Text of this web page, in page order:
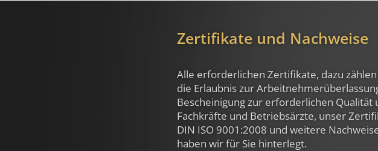
Zertifikate und Nachweise
Alle erforderlichen Zertifikate, dazu zählen
die Erlaubnis zur
Bescheinigung zur erforderlichen Qualität
Fachkräfte und Betriebsärzte, unser
DIN ISO 9001:2008 und weitere
haben wir für Sie hinterlegt.